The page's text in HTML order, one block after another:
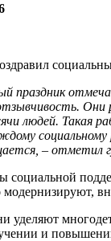
праздник
людей. Такая
социальному
– отметил
социальной
уделяют
и